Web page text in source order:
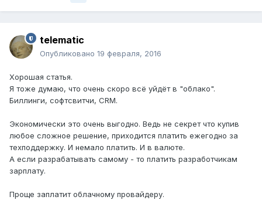
telematic
Опубликовано 19 февраля, 2016
Хорошая статья.
Я тоже думаю, что очень скоро всё уйдёт в "облако".
Биллинги, софтсвитчи, CRM.
Экономически это очень выгодно. Ведь не секрет что купив
любое сложное решение, приходится платить ежегодно за
техподдержку. И немало платить. И в валюте.
А если разрабатывать самому - то платить разработчикам
зарплату.
Проще заплатит облачному провайдеру.